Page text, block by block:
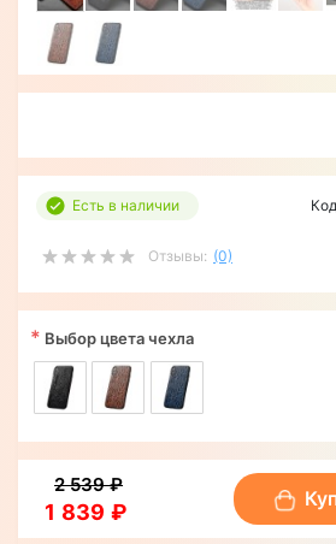
Есть в наличии
Отзывы: (0)
* Выбор цвета чехла
1 839 ₽
2 539 ₽